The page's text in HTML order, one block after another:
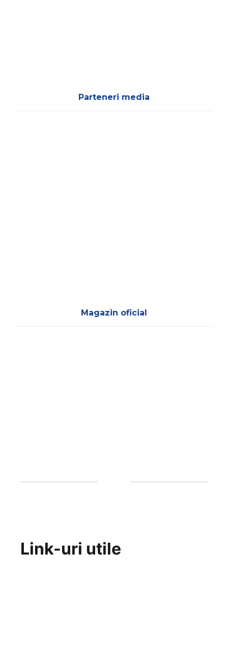
Parteneri media
Magazin oficial
Link-uri utile